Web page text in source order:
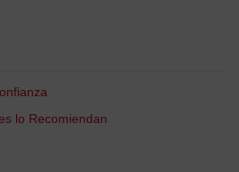
lo Recomiendan